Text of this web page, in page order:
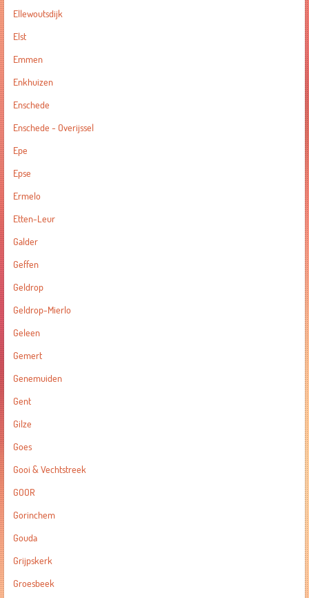
Ellewoutsdijk
Elst
Emmen
Enkhuizen
Enschede
Enschede - Overijssel
Epe
Epse
Ermelo
Etten-Leur
Galder
Geffen
Geldrop
Geldrop-Mierlo
Geleen
Gemert
Genemuiden
Gent
Gilze
Goes
Gooi & Vechtstreek
GOOR
Gorinchem
Gouda
Grijpskerk
Groesbeek